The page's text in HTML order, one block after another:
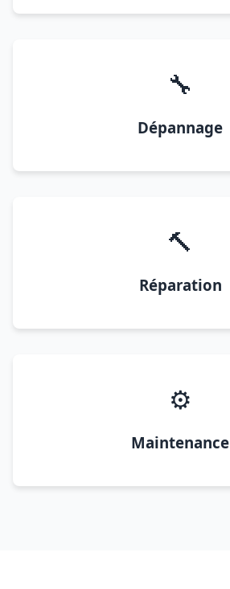
🔧
Dépannage
🔨
Réparation
⚙️
Maintenance